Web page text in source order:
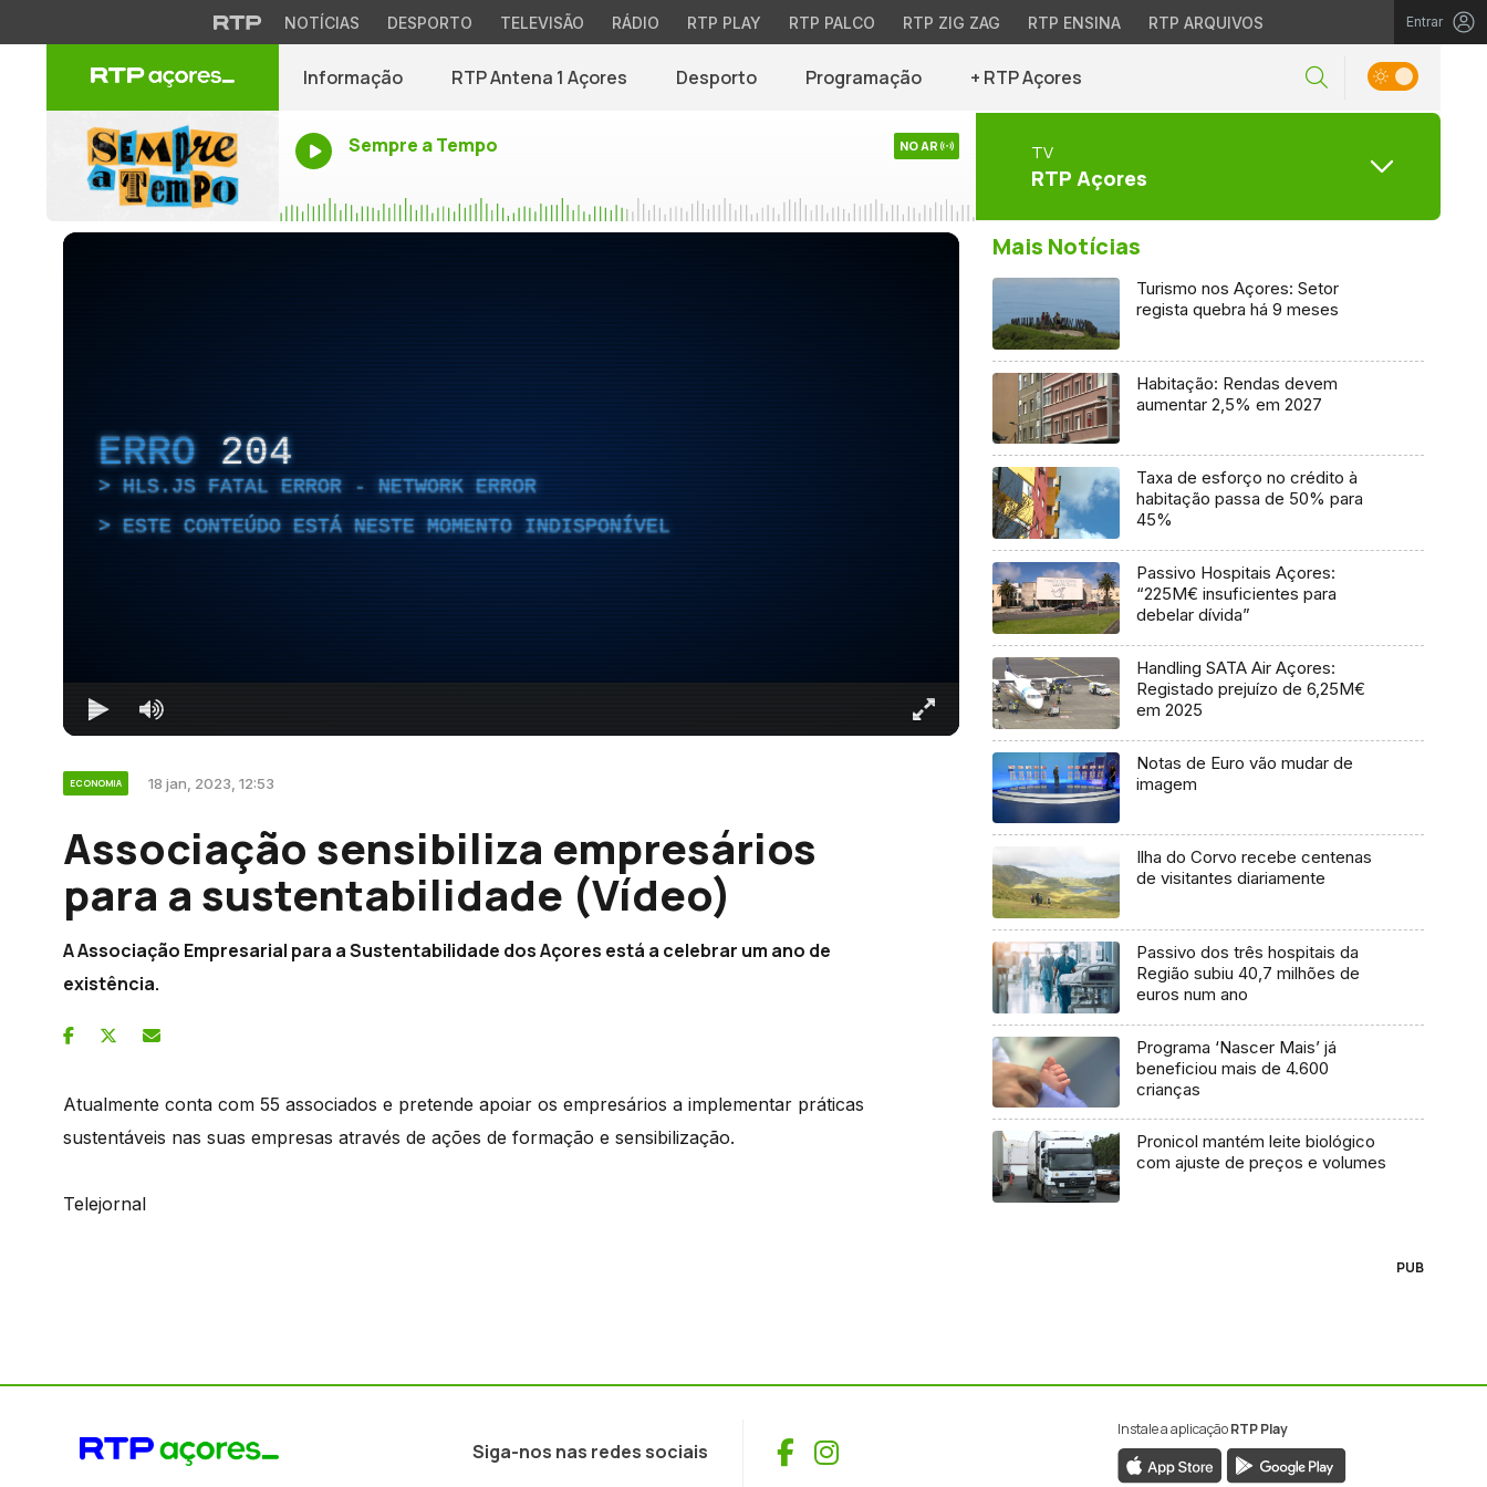
NOTÍCIAS DESPORTO TELEVISÃO RÁDIO RTP PLAY RTP PALCO RTP ZIG ZAG RTP ENSINA RTP ARQUIVOS Entrar
Informação RTP Antena 1 Açores Desporto Programação + RTP Açores
Sempre a Tempo NO AR TV
RTP Açores
ERRO 204
HLS.JS FATAL ERROR - NETWORK ERROR
ESTE CONTEÚDO ESTÁ NESTE MOMENTO INDISPONÍVEL
ECONOMIA 18 jan, 2023, 12:53
Associação sensibiliza empresários
para a sustentabilidade (Vídeo)
A Associação Empresarial para a Sustentabilidade dos Açores está a celebrar um ano de
existência.
Atualmente conta com 55 associados e pretende apoiar os empresários a implementar práticas
sustentáveis nas suas empresas através de ações de formação e sensibilização.
Telejornal
Mais Notícias
Turismo nos Açores: Setor
regista quebra há 9 meses
Habitação: Rendas devem
aumentar 2,5% em 2027
Taxa de esforço no crédito à
habitação passa de 50% para
45%
Passivo Hospitais Açores:
“225M€ insuficientes para
debelar dívida”
Handling SATA Air Açores:
Registado prejuízo de 6,25M€
em 2025
Notas de Euro vão mudar de
imagem
Ilha do Corvo recebe centenas
de visitantes diariamente
Passivo dos três hospitais da
Região subiu 40,7 milhões de
euros num ano
Programa ‘Nascer Mais’ já
beneficiou mais de 4.600
crianças
Pronicol mantém leite biológico
com ajuste de preços e volumes
PUB
Siga-nos nas redes sociais Facebook
Instagram
Instale a aplicaçãoRTP Play